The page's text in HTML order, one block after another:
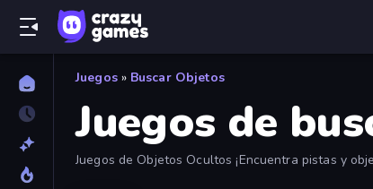
Juegos » Buscar Objetos
Juegos de
Juegos de Objetos Ocultos ¡Encuentra pistas y